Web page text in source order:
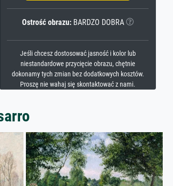
Ostrość obrazu:BARDZO DOBRA
Jeśli chcesz dostosować jasność i kolor lub
niestandardowe przycięcie obrazu, chętnie
dokonamy tych zmian bez dodatkowych kosztów.
Proszę nie wahaj się skontaktować z nami.